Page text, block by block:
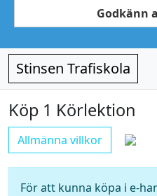
Godkänn
Stinsen Trafiskola
Köp 1 Körlektion
Allmänna villkor
För att kunna köpa i e-